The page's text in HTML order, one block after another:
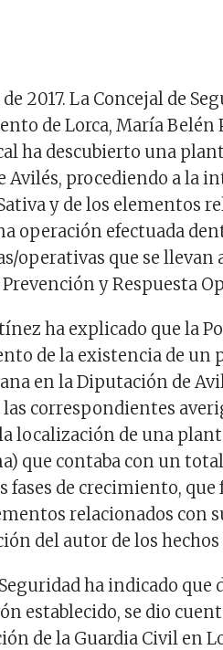
2017. La Concejal de
de Lorca, María Belén
ha descubierto una
Avilés, procediendo a la
y de los elementos
operación efectuada
operativas que se llevan
y Respuesta
ha explicado que la
de la existencia de
en la Diputación de
correspondientes
localización de una
que contaba con un
fases de crecimiento,
relacionados con
del autor de los hechos
ha indicado que
establecido, se dio
de la Guardia Civil en